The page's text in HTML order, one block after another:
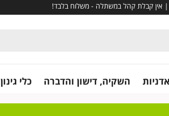
השקיה, דישון והדברה כלי גינון